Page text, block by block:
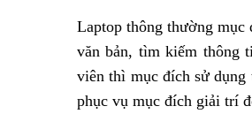
Laptop thông thường mục
văn bản, tìm kiếm thông
viên thì mục đích sử dụng
phục vụ mục đích giải trí